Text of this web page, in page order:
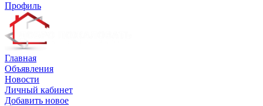
Профиль
Главная
Объявления
Новости
Личный кабинет
Добавить новое